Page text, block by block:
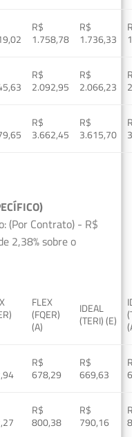
R$
1.758,78
R$
1.736,33
R$
2.092,95
R$
2.066,23
R$
3.662,45
R$
3.615,70
(Por Contrato) - R$
2,38% sobre o
FLEX
(FQER)
(A)
IDEAL
(TERI) (E)
R$
678,29
R$
669,63
R$
800,38
R$
790,16